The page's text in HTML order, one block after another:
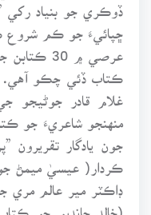
ڏوڪري جو بنياد رکي
ڇپائيءَ جو ڪم شروع
عرصي ۾
ڪتاب ڏئي چڪو آهي.
غلام قادر جوڻيجو
منهنجو شاعريءَ جو
جون يادگار تقريرون
ڪردار( عيسيٰ ميمڻ
ڊاڪٽر مير عالم مري
(خالد چانديو جو